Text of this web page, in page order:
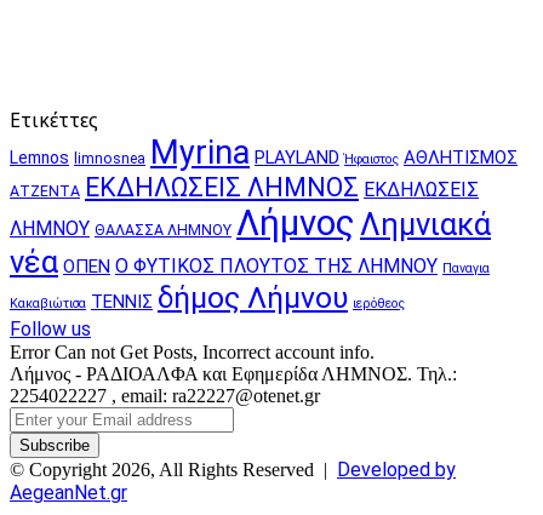
Ετικέττες
Lemnos limnosnea Myrina PLAYLAND Ήφαιστος ΑΘΛΗΤΙΣΜΟΣ
ΑΤΖΕΝΤΑ ΕΚΔΗΛΩΣΕΙΣ ΛΗΜΝΟΣ ΕΚΔΗΛΩΣΕΙΣ
ΛΗΜΝΟΥ ΘΑΛΑΣΣΑ ΛΗΜΝΟΥ Λήμνος Λημνιακά
νέα ΟΠΕΝ Ο ΦΥΤΙΚΟΣ ΠΛΟΥΤΟΣ ΤΗΣ ΛΗΜΝΟΥ Παναγια
Κακαβιώτισα ΤΕΝΝΙΣ δήμος Λήμνου ιερόθεος
Follow us
Error Can not Get Posts, Incorrect account info.
Λήμνος - ΡΑΔΙΟΑΛΦΑ και Εφημερίδα ΛΗΜΝΟΣ. Τηλ.:
2254022227 , email: ra22227@otenet.gr
Enter
your
Email
address
© Copyright 2026, All Rights Reserved | Developed by
AegeanNet.gr